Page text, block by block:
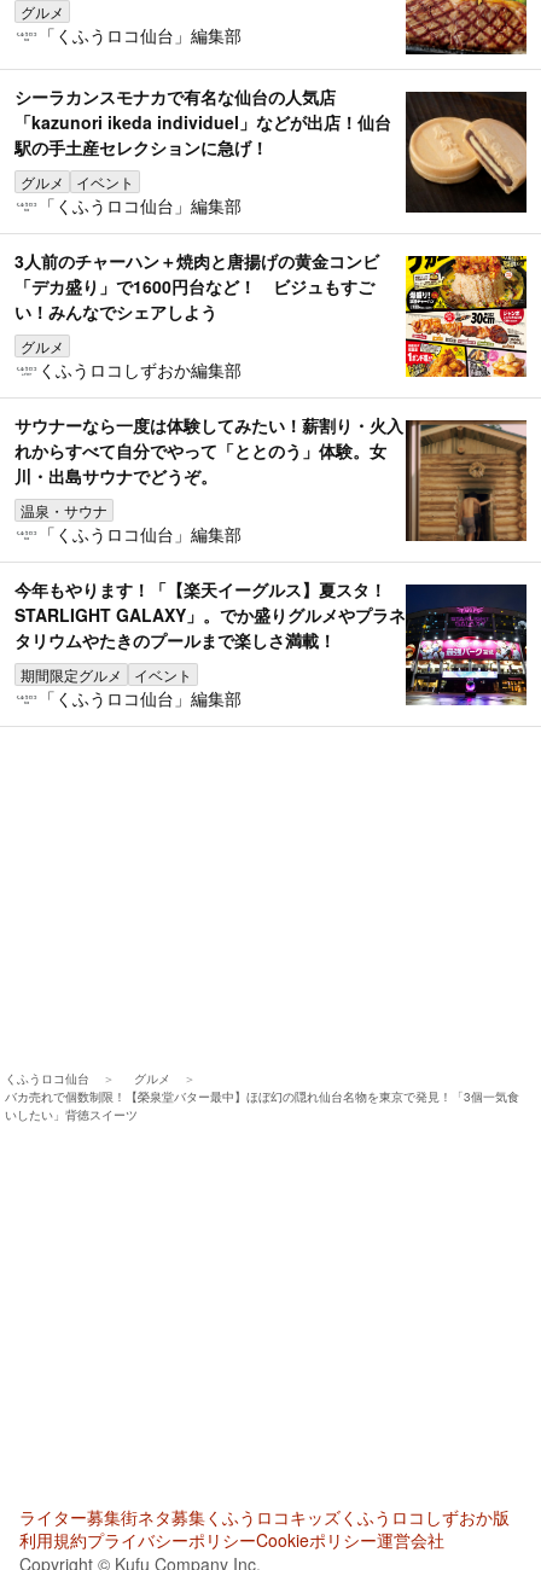
グルメ
「くふうロコ仙台」編集部
シーラカンスモナカで有名な仙台の人気店
「kazunori ikeda individuel」などが出店！仙台
駅の手土産セレクションに急げ！
グルメ イベント
「くふうロコ仙台」編集部
3人前のチャーハン＋焼肉と唐揚げの黄金コンビ
「デカ盛り」で1600円台など！ ビジュもすご
い！みんなでシェアしよう
グルメ
くふうロコしずおか編集部
サウナーなら一度は体験してみたい！薪割り・火入
れからすべて自分でやって「ととのう」体験。女
川・出島サウナでどうぞ。
温泉・サウナ
「くふうロコ仙台」編集部
今年もやります！「【楽天イーグルス】夏スタ！
STARLIGHT GALAXY」。でか盛りグルメやプラネ
タリウムやたきのプールまで楽しさ満載！
期間限定グルメ イベント
「くふうロコ仙台」編集部
くふうロコ仙台
グルメ
バカ売れで個数制限！【榮泉堂バター最中】ほぼ幻の隠れ仙台名物を東京で発見！「3個一気食
いしたい」背徳スイーツ
ライター募集街ネタ募集くふうロコキッズくふうロコしずおか版
利用規約プライバシーポリシーCookieポリシー運営会社
Copyright © Kufu Company Inc.